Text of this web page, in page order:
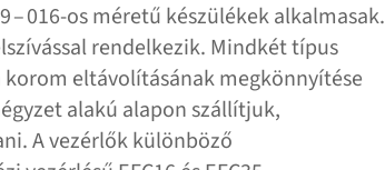
– 016-os méretű készülékek alkalmasak.
rendelkezik. Mindkét típus
eltávolításának megkönnyítése
alakú alapon szállítjuk,
A vezérlők különböző